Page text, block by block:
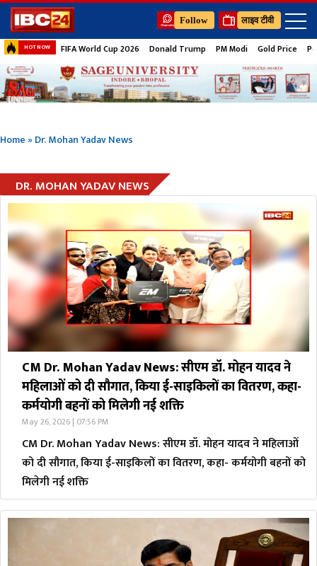
Follow लाइव टीवी
HOT NOW FIFA World Cup 2026 Donald Trump PM Modi Gold Price
Home»Dr. Mohan Yadav News
DR. MOHAN YADAV NEWS
CM Dr. Mohan Yadav News: सीएम डॉ. मोहन यादव ने
महिलाओं को दी सौगात, किया ई-साइकिलों का वितरण, कहा-
कर्मयोगी बहनों को मिलेगी नई शक्ति
May 26, 2026 | 07:56 PM
CM Dr. Mohan Yadav News: सीएम डॉ. मोहन यादव ने महिलाओं
को दी सौगात, किया ई-साइकिलों का वितरण, कहा- कर्मयोगी बहनों को
मिलेगी नई शक्ति